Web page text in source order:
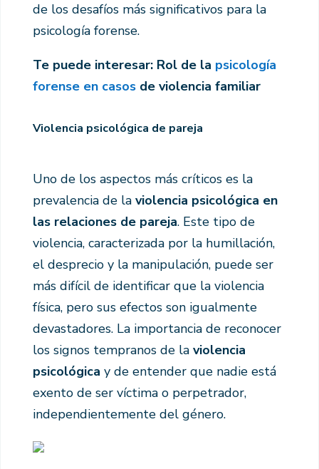
de los desafíos más significativos para la
psicología forense.
Te puede interesar: Rol de la psicología
forense en casosde violencia familiar
Violencia psicológica de pareja
Uno de los aspectos más críticos es la
prevalencia de la violencia psicológica en
las relaciones de pareja. Este tipo de
violencia, caracterizada por la humillación,
el desprecio y la manipulación, puede ser
más difícil de identificar que la violencia
física, pero sus efectos son igualmente
devastadores. La importancia de reconocer
los signos tempranos de la violencia
psicológica y de entender que nadie está
exento de ser víctima o perpetrador,
independientemente del género.